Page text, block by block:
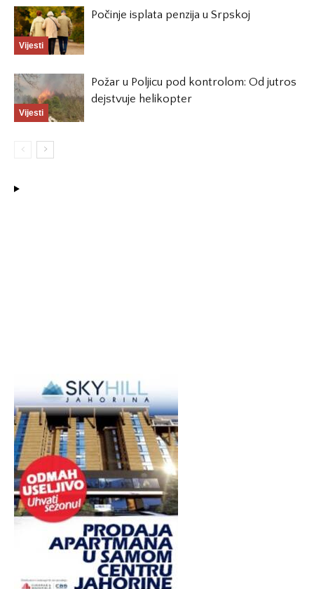
Vijesti
Počinje isplata penzija u Srpskoj
Vijesti
Požar u Poljicu pod kontrolom: Od jutros
dejstvuje helikopter